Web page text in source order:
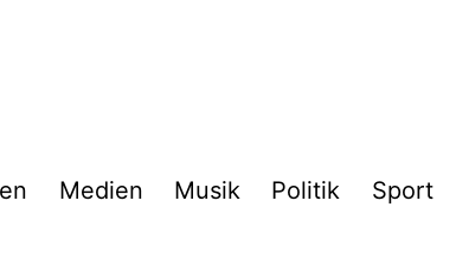
Medien Musik Politik Sport